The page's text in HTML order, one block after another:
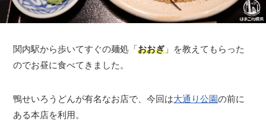
関内駅から歩いてすぐの麺処「おおぎ 」を教えてもらった
のでお昼に食べてきました。
鴨せいろうどんが有名なお店で、今回は大通り公園の前に
ある本店を利用。